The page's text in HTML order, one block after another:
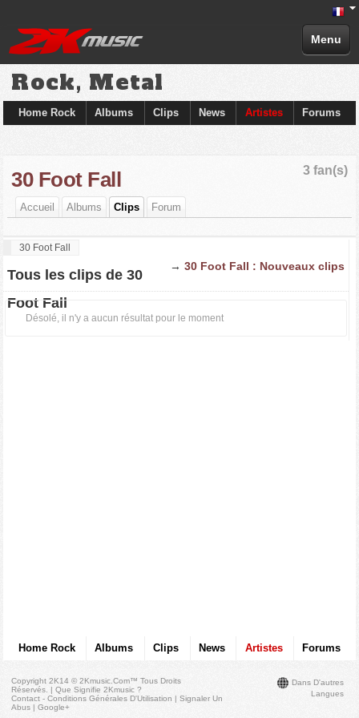
Menu
Rock, Metal
Home Rock Albums Clips News Artistes Forums
3 fan(s)
30 Foot Fall
Accueil Albums Clips Forum
30 Foot Fall
→ 30 Foot Fall : Nouveaux clips
Tous les clips de 30
Foot Fall
Désolé, il n'y a aucun résultat pour le moment
Home Rock Albums Clips News Artistes Forums
Dans D'autres
Langues
Copyright 2K14 © 2Kmusic.com™Tous Droits
Réservés . |Que Signifie 2Kmusic ?
Contact - Conditions Générales D'Utilisation |Signaler Un
Abus |Google+